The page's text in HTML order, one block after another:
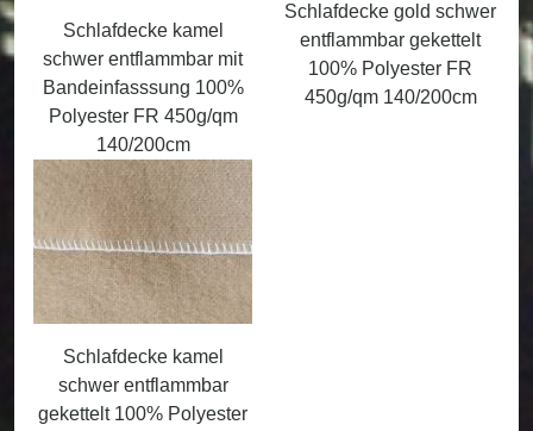
Schlafdecke kamel
schwer entflammbar mit
Bandeinfasssung 100%
Polyester FR 450g/qm
140/200cm
Schlafdecke gold schwer
entflammbar gekettelt
100% Polyester FR
450g/qm 140/200cm
Schlafdecke kamel
schwer entflammbar
gekettelt 100% Polyester